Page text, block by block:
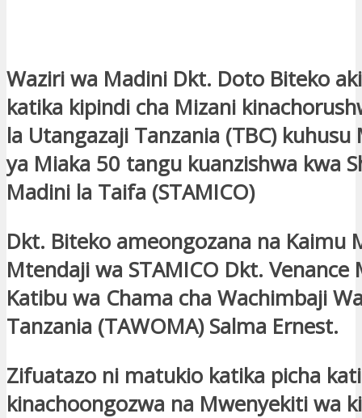
Waziri wa Madini Dkt. Doto Biteko
katika kipindi cha Mizani
la Utangazaji Tanzania (TBC)
ya Miaka 50 tangu kuanzishwa kwa
Madini la Taifa (STAMICO)
Dkt. Biteko ameongozana na Kaimu
Mtendaji wa STAMICO Dkt. Venance
Katibu wa Chama cha Wachimbaji
Tanzania (TAWOMA) Salma Ernest.
Zifuatazo ni matukio katika picha
kinachoongozwa na Mwenyekiti wa